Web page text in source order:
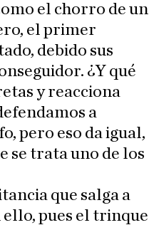
el chorro de un
el primer
debido sus
¿Y qué
y reacciona
a
pero eso da igual,
se trata uno de los
que salga a
pues el trinque